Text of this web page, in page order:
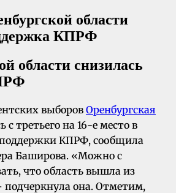
области снизилась
выборов Оренбургская
с третьего на 16-е место в
КПРФ, сообщила
Баширова. «Можно с
что область вышла из
подчеркнула она. Отметим,